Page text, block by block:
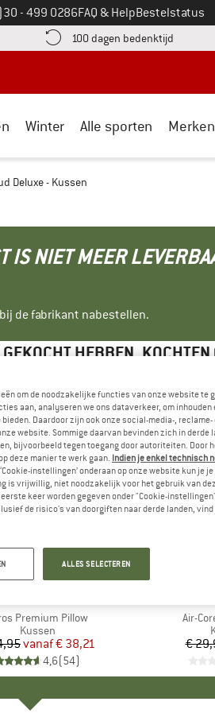
op- 499 0286FAQ & HelpBestelstatus
hier! Opent in een infovak
100 dagen bedenktijd Vind
Winter Alle sporten Merken
Deluxe - Kussen
IS NIET MEER
de fabrikant nabestellen.
HEBBEN, KOCHTEN
Premium Pillow
Productgroep
Kussen
Prijs
Verlaagde prijs
vanaf€ 38,21
4,6(54)
Artikel
Air-
€
om de noodzakelijke functies van onze website te
aan, analyseren we ons dataverkeer, om inhouden
Daardoor zijn ook onze social-media-, reclame-
website. Sommige daarvan bevinden zich in derde
bijvoorbeeld tegen toegang door autoriteiten. Door
deze manier te werk gaan. Indien je enkel technisch
‘Cookie-instellingen’ onderaan op onze website kun je
is vrijwillig, niet noodzakelijk voor het gebruik van
keer worden gegeven onder "Cookie-
de risico's van doorgiften naar derde landen, vind
ALLES SELECTEREN